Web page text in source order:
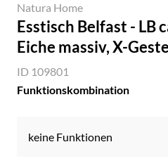
Natura Home
Esstisch Belfast - LB
Eiche massiv, X-
ID 109801
Funktionskombination
keine Funktionen